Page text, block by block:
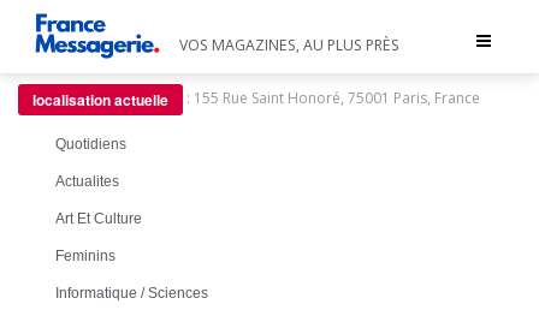
Toggle
VOS MAGAZINES, AU PLUS PRÈS
localisation actuelle : 155 Rue Saint Honoré, 75001 Paris, France
Quotidiens
Actualites
Art Et Culture
Feminins
Informatique / Sciences